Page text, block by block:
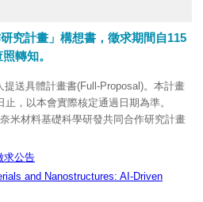
究計畫」構想書，徵求期間自115
轉知。
送具體計畫書(Full-Proposal)。本計畫
，以本會實際核定通過日期為準。
米材料基礎科學研發共同合作研究計畫
請機構造具名冊及線上送出。徵求公告
nat/ch
7590、7591、7592。
求公告
and Nanostructures: AI-Driven